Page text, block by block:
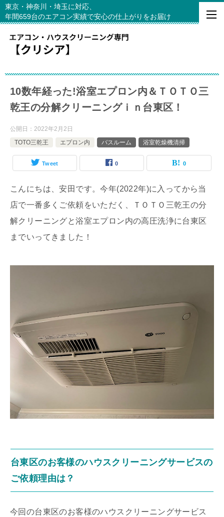
東京・神奈川・埼玉に対応、
年間659台のエアコン実績で安心の仕上がりをお届け
10数年経った!浴室エプロン内＆ＴＯＴＯ三
乾王の分解クリーニングｉｎ台東区！
公開日： 2022年2月2日
TOTO三乾王
エプロン内 バスルーム 浴室乾燥機清掃
Tweet 0 0
こんにちは、安田です。今年(2022年)に入ってから当
店で一番多くご依頼をいただく、ＴＯＴＯ三乾王の分
解クリーニングと浴室エプロン内の高圧洗浄に台東区
までいってきました！
台東区のお客様のハウスクリーニングサービスの
ご依頼理由は？
今回の台東区のお客様のハウスクリーニングサービス